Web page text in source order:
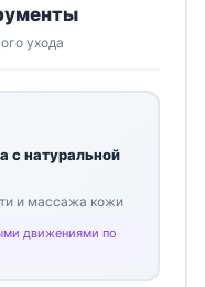
ухода
с натуральной
и массажа кожи
движениями по